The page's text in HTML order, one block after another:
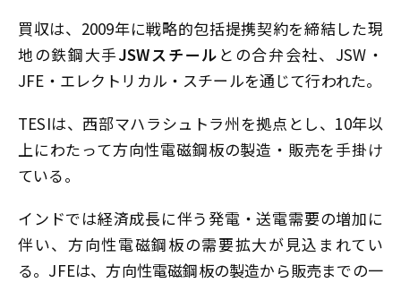
買収は、2009年に戦略的包括提携契約を締結した現
地の鉄鋼大手JSWスチール との合弁会社、JSW・
JFE・エレクトリカル・スチールを通じて行われた。
TESIは、西部マハラシュトラ州を拠点とし、10年以
上にわたって方向性電磁鋼板の製造・販売を手掛け
ている。
インドでは経済成長に伴う発電・送電需要の増加に
伴い、方向性電磁鋼板の需要拡大が見込まれてい
る。JFEは、方向性電磁鋼板の製造から販売までの一